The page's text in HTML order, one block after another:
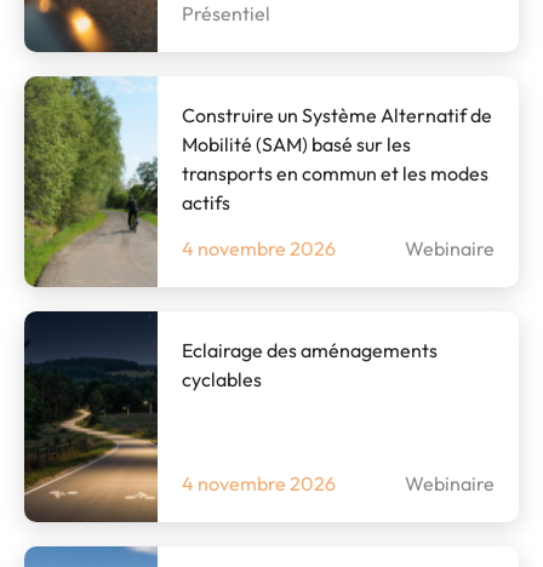
Présentiel
Construire un Système Alternatif de
Mobilité (SAM) basé sur les
transports en commun et les modes
actifs
4 novembre 2026
Webinaire
Eclairage des aménagements
cyclables
4 novembre 2026 Webinaire